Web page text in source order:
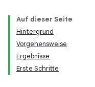
Auf dieser Seite
Hintergrund
Vorgehensweise
Ergebnisse
Erste Schritte